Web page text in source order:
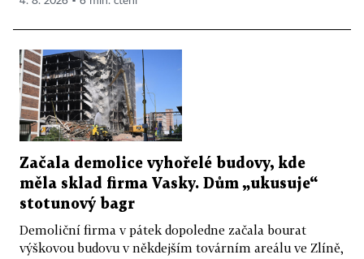
Začala demolice vyhořelé budovy, kde
měla sklad firma Vasky. Dům „ukusuje“
stotunový bagr
Demoliční firma v pátek dopoledne začala bourat
výškovou budovu v někdejším továrním areálu ve Zlíně,